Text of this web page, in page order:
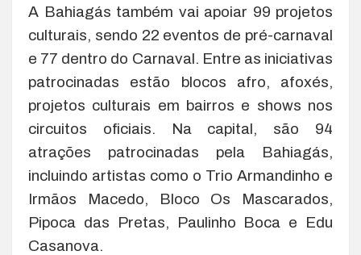
A Bahiagás também vai apoiar 99 projetos
culturais, sendo 22 eventos de pré-carnaval
e 77 dentro do Carnaval. Entre as iniciativas
patrocinadas estão blocos afro, afoxés,
projetos culturais em bairros e shows nos
circuitos oficiais. Na capital, são 94
atrações patrocinadas pela Bahiagás,
incluindo artistas como o Trio Armandinho e
Irmãos Macedo, Bloco Os Mascarados,
Pipoca das Pretas, Paulinho Boca e Edu
Casanova.